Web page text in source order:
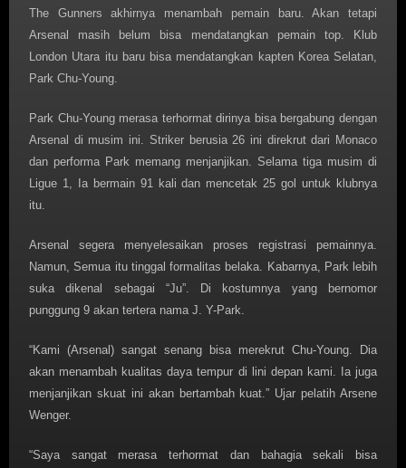
The Gunners akhirnya menambah pemain baru. Akan tetapi
Arsenal masih belum bisa mendatangkan pemain top. Klub
London Utara itu baru bisa mendatangkan kapten Korea Selatan,
Park Chu-Young.
Park Chu-Young merasa terhormat dirinya bisa bergabung dengan
Arsenal di musim ini. Striker berusia 26 ini direkrut dari Monaco
dan performa Park memang menjanjikan. Selama tiga musim di
Ligue 1, Ia bermain 91 kali dan mencetak 25 gol untuk klubnya
itu.
Arsenal segera menyelesaikan proses registrasi pemainnya.
Namun, Semua itu tinggal formalitas belaka. Kabarnya, Park lebih
suka dikenal sebagai “Ju”. Di kostumnya yang bernomor
punggung 9 akan tertera nama J. Y-Park.
“Kami (Arsenal) sangat senang bisa merekrut Chu-Young. Dia
akan menambah kualitas daya tempur di lini depan kami. Ia juga
menjanjikan skuat ini akan bertambah kuat.” Ujar pelatih Arsene
Wenger.
“Saya sangat merasa terhormat dan bahagia sekali bisa